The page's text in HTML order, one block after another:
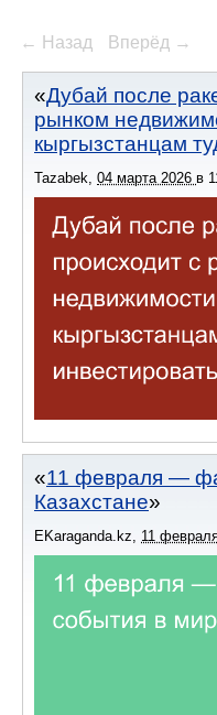
← Назад Вперёд →
Дубай после
рынком
кыргызстанцам
Tazabek, 04 марта 2026 в
11 февраля —
Казахстане
EKaraganda.kz 11